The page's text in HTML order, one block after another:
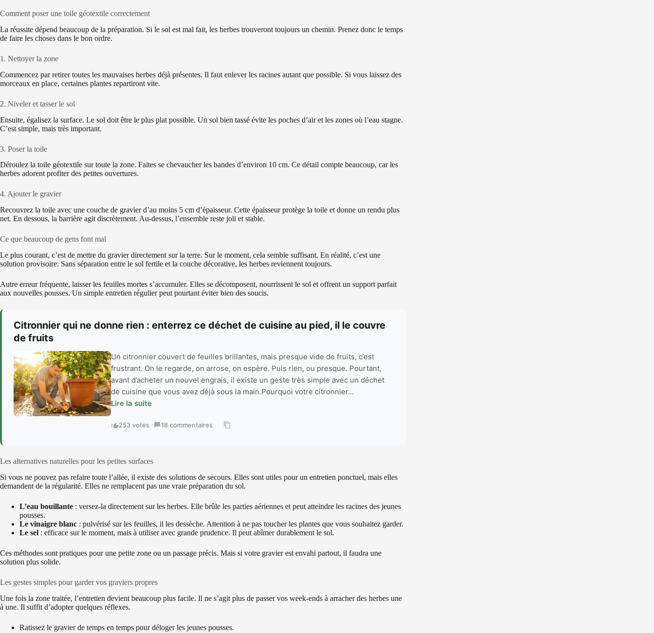
Comment poser une toile géotextile correctement
La réussite dépend beaucoup de la préparation. Si le sol est mal fait, les herbes trouveront toujours un chemin. Prenez donc le temps
de faire les choses dans le bon ordre.
1. Nettoyer la zone
Commencez par retirer toutes les mauvaises herbes déjà présentes. Il faut enlever les racines autant que possible. Si vous laissez des
morceaux en place, certaines plantes repartiront vite.
2. Niveler et tasser le sol
Ensuite, égalisez la surface. Le sol doit être le plus plat possible. Un sol bien tassé évite les poches d’air et les zones où l’eau stagne.
C’est simple, mais très important.
3. Poser la toile
Déroulez la toile géotextile sur toute la zone. Faites se chevaucher les bandes d’environ 10 cm. Ce détail compte beaucoup, car les
herbes adorent profiter des petites ouvertures.
4. Ajouter le gravier
Recouvrez la toile avec une couche de gravier d’au moins 5 cm d’épaisseur. Cette épaisseur protège la toile et donne un rendu plus
net. En dessous, la barrière agit discrètement. Au-dessus, l’ensemble reste joli et stable.
Ce que beaucoup de gens font mal
Le plus courant, c’est de mettre du gravier directement sur la terre. Sur le moment, cela semble suffisant. En réalité, c’est une
solution provisoire. Sans séparation entre le sol fertile et la couche décorative, les herbes reviennent toujours.
Autre erreur fréquente, laisser les feuilles mortes s’accumuler. Elles se décomposent, nourrissent le sol et offrent un support parfait
aux nouvelles pousses. Un simple entretien régulier peut pourtant éviter bien des soucis.
Citronnier qui ne donne rien : enterrez ce déchet de cuisine au pied, il le couvre
de fruits
Un citronnier couvert de feuilles brillantes, mais presque vide de fruits, c’est
frustrant. On le regarde, on arrose, on espère. Puis rien, ou presque. Pourtant,
avant d’acheter un nouvel engrais, il existe un geste très simple avec un déchet
de cuisine que vous avez déjà sous la main.Pourquoi votre citronnier...
Lire la suite
253 votes · 18 commentaires ·
Les alternatives naturelles pour les petites surfaces
Si vous ne pouvez pas refaire toute l’allée, il existe des solutions de secours. Elles sont utiles pour un entretien ponctuel, mais elles
demandent de la régularité. Elles ne remplacent pas une vraie préparation du sol.
L’eau bouillante : versez-la directement sur les herbes. Elle brûle les parties aériennes et peut atteindre les racines des jeunes
pousses.
Le vinaigre blanc : pulvérisé sur les feuilles, il les dessèche. Attention à ne pas toucher les plantes que vous souhaitez garder.
Le sel : efficace sur le moment, mais à utiliser avec grande prudence. Il peut abîmer durablement le sol.
Ces méthodes sont pratiques pour une petite zone ou un passage précis. Mais si votre gravier est envahi partout, il faudra une
solution plus solide.
Les gestes simples pour garder vos graviers propres
Une fois la zone traitée, l’entretien devient beaucoup plus facile. Il ne s’agit plus de passer vos week-ends à arracher des herbes une
à une. Il suffit d’adopter quelques réflexes.
Ratissez le gravier de temps en temps pour déloger les jeunes pousses.